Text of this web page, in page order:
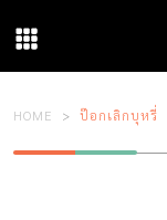
HOME ป๊อกเลิกบุหรี่